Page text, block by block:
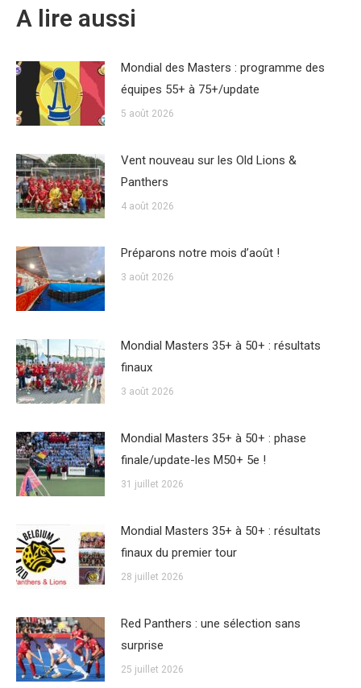
A lire aussi
Mondial des Masters : programme des
équipes 55+ à 75+/update
5 août 2026
Vent nouveau sur les Old Lions &
Panthers
4 août 2026
Préparons notre mois d’août !
3 août 2026
Mondial Masters 35+ à 50+ : résultats
finaux
3 août 2026
Mondial Masters 35+ à 50+ : phase
finale/update-les M50+ 5e !
31 juillet 2026
Mondial Masters 35+ à 50+ : résultats
finaux du premier tour
28 juillet 2026
Red Panthers : une sélection sans
surprise
25 juillet 2026